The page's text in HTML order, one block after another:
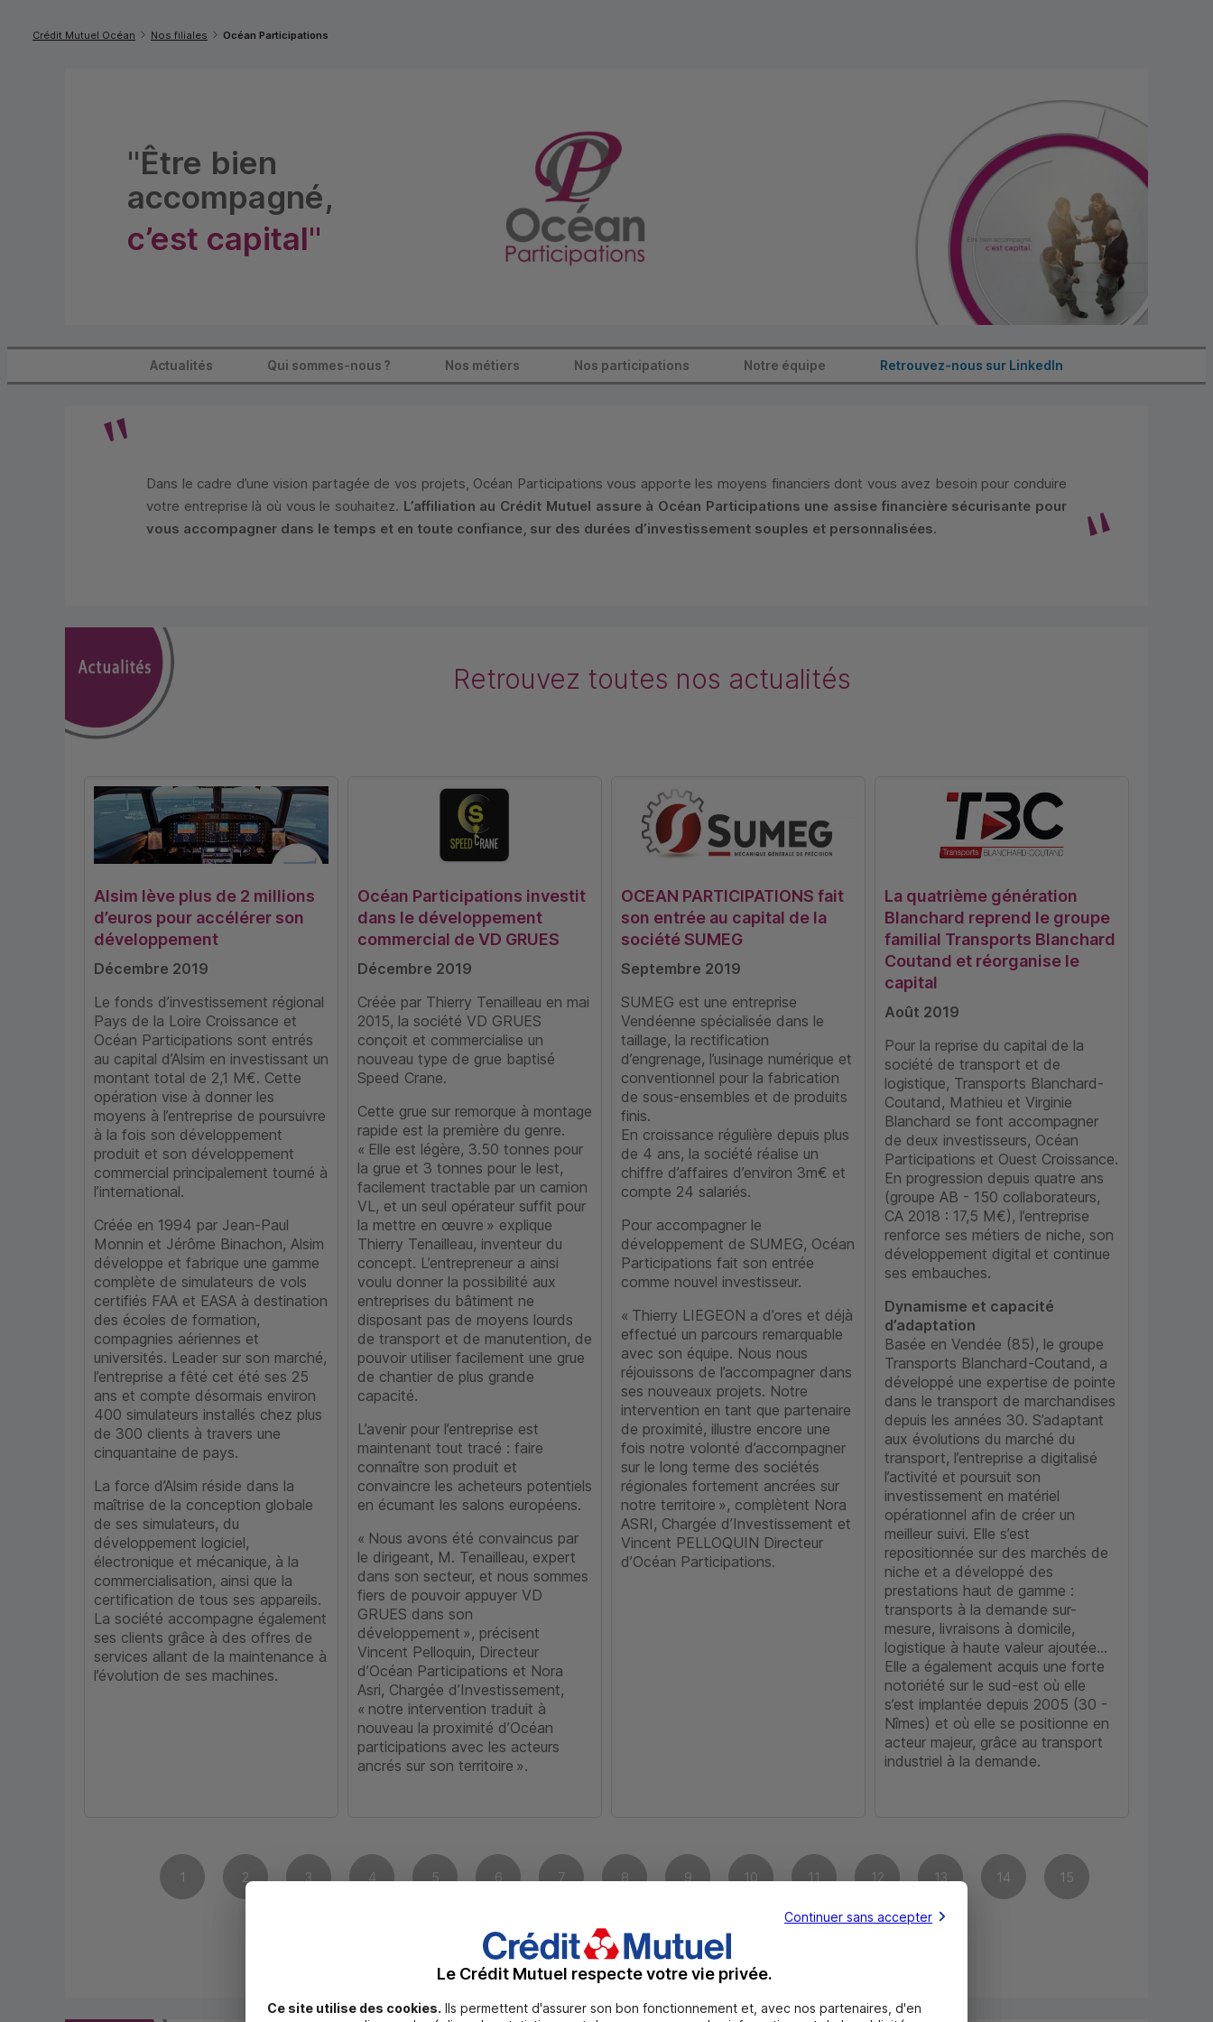
Crédit Mutuel Océan Nos filiales Océan Participations
"Être bien
accompagné,
c’est capital"
Actualités Qui sommes-nous ? Nos métiers Nos participations Notre équipe Retrouvez-nous sur LinkedIn
Dans le cadre d’une vision partagée de vos projets, Océan Participations vous apporte les moyens financiers dont vous avez besoin pour conduire
votre entreprise là où vous le souhaitez. L’affiliation au Crédit Mutuel assure à Océan Participations une assise financière sécurisante pour
vous accompagner dans le temps et en toute confiance, sur des durées d’investissement souples et personnalisées.
Retrouvez toutes nos actualités
Alsim lève plus de 2 millions
d’euros pour accélérer son
développement
Décembre 2019
Le fonds d’investissement régional
Pays de la Loire Croissance et
Océan Participations sont entrés
au capital d’Alsim en investissant un
montant total de 2,1 M€. Cette
opération vise à donner les
moyens à l’entreprise de poursuivre
à la fois son développement
produit et son développement
commercial principalement tourné à
l’international.
Créée en 1994 par Jean-Paul
Monnin et Jérôme Binachon, Alsim
développe et fabrique une gamme
complète de simulateurs de vols
certifiés FAA et EASA à destination
des écoles de formation,
compagnies aériennes et
universités. Leader sur son marché,
l’entreprise a fêté cet été ses 25
ans et compte désormais environ
400 simulateurs installés chez plus
de 300 clients à travers une
cinquantaine de pays.
La force d’Alsim réside dans la
maîtrise de la conception globale
de ses simulateurs, du
développement logiciel,
électronique et mécanique, à la
commercialisation, ainsi que la
certification de tous ses appareils.
La société accompagne également
ses clients grâce à des offres de
services allant de la maintenance à
l’évolution de ses machines.
Océan Participations investit
dans le développement
commercial de VD GRUES
Décembre 2019
Créée par Thierry Tenailleau en mai
2015, la société VD GRUES
conçoit et commercialise un
nouveau type de grue baptisé
Speed Crane.
Cette grue sur remorque à montage
rapide est la première du genre.
« Elle est légère, 3.50 tonnes pour
la grue et 3 tonnes pour le lest,
facilement tractable par un camion
VL, et un seul opérateur suffit pour
la mettre en œuvre » explique
Thierry Tenailleau, inventeur du
concept. L’entrepreneur a ainsi
voulu donner la possibilité aux
entreprises du bâtiment ne
disposant pas de moyens lourds
de transport et de manutention, de
pouvoir utiliser facilement une grue
de chantier de plus grande
capacité.
L’avenir pour l’entreprise est
maintenant tout tracé : faire
connaître son produit et
convaincre les acheteurs potentiels
en écumant les salons européens.
« Nous avons été convaincus par
le dirigeant, M. Tenailleau, expert
dans son secteur, et nous sommes
fiers de pouvoir appuyer VD
GRUES dans son
développement », précisent
Vincent Pelloquin, Directeur
d’Océan Participations et Nora
Asri, Chargée d’Investissement,
« notre intervention traduit à
nouveau la proximité d’Océan
participations avec les acteurs
ancrés sur son territoire ».
OCEAN PARTICIPATIONS fait
son entrée au capital de la
société SUMEG
Septembre 2019
SUMEG est une entreprise
Vendéenne spécialisée dans le
taillage, la rectification
d’engrenage, l’usinage numérique et
conventionnel pour la fabrication
de sous-ensembles et de produits
finis.
En croissance régulière depuis plus
de 4 ans, la société réalise un
chiffre d’affaires d’environ 3m€ et
compte 24 salariés.
Pour accompagner le
développement de SUMEG, Océan
Participations fait son entrée
comme nouvel investisseur.
« Thierry LIEGEON a d’ores et déjà
effectué un parcours remarquable
avec son équipe. Nous nous
réjouissons de l’accompagner dans
ses nouveaux projets. Notre
intervention en tant que partenaire
de proximité, illustre encore une
fois notre volonté d’accompagner
sur le long terme des sociétés
régionales fortement ancrées sur
notre territoire », complètent Nora
ASRI, Chargée d’Investissement et
Vincent PELLOQUIN Directeur
d’Océan Participations.
La quatrième génération
Blanchard reprend le groupe
familial Transports Blanchard
Coutand et réorganise le
capital
Août 2019
Pour la reprise du capital de la
société de transport et de
logistique, Transports Blanchard-
Coutand, Mathieu et Virginie
Blanchard se font accompagner
de deux investisseurs, Océan
Participations et Ouest Croissance.
En progression depuis quatre ans
(groupe AB - 150 collaborateurs,
CA 2018 : 17,5 M€), l’entreprise
renforce ses métiers de niche, son
développement digital et continue
ses embauches.
Dynamisme et capacité
d’adaptation
Basée en Vendée (85), le groupe
Transports Blanchard-Coutand, a
développé une expertise de pointe
dans le transport de marchandises
depuis les années 30. S’adaptant
aux évolutions du marché du
transport, l’entreprise a digitalisé
l’activité et poursuit son
investissement en matériel
opérationnel afin de créer un
meilleur suivi. Elle s’est
repositionnée sur des marchés de
niche et a développé des
prestations haut de gamme :
transports à la demande sur-
mesure, livraisons à domicile,
logistique à haute valeur ajoutée…
Elle a également acquis une forte
notoriété sur le sud-est où elle
s’est implantée depuis 2005 (30 -
Nîmes) et où elle se positionne en
acteur majeur, grâce au transport
industriel à la demande.
1 2 3 4 5 6 7 8 9 10 11 12 13 14 15
19 20 21 22
Continuer sans accepter
Le Crédit Mutuel respecte votre vie privée.
Ce site utilise des cookies. Ils permettent d'assurer son bon fonctionnement et, avec nos partenaires, d'en